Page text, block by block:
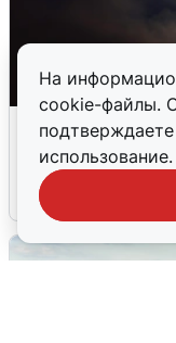
На
cookie-файлы.
использование.
Взрывы в
тревоги
5 августа